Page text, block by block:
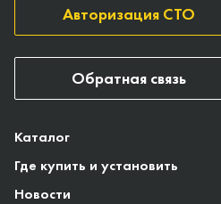
Каталог
Где купить и установить
Новости
Авторизация СТО
Обратная связь